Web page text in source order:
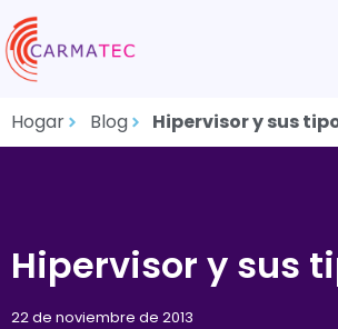
Hogar Blog Hipervisor y sus
Hipervisor y sus
22 de noviembre de 2013